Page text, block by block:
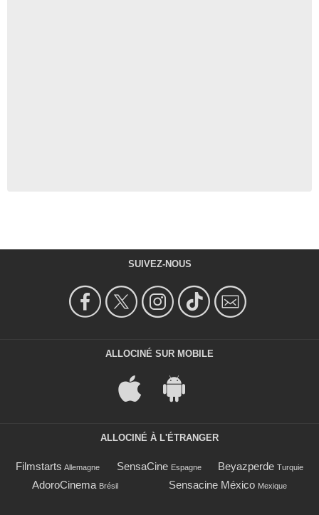
SUIVEZ-NOUS
ALLOCINÉ SUR MOBILE
ALLOCINÉ À L'ÉTRANGER
Filmstarts Allemagne SensaCine Espagne Beyazperde Turquie
AdoroCinema Brésil Sensacine México Mexique